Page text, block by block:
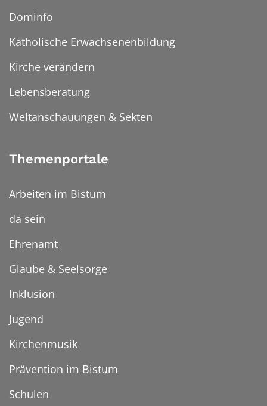
Dominfo
Katholische Erwachsenenbildung
Kirche verändern
Lebensberatung
Weltanschauungen & Sekten
Themenportale
Arbeiten im Bistum
da sein
Ehrenamt
Glaube & Seelsorge
Inklusion
Jugend
Kirchenmusik
Prävention im Bistum
Schulen